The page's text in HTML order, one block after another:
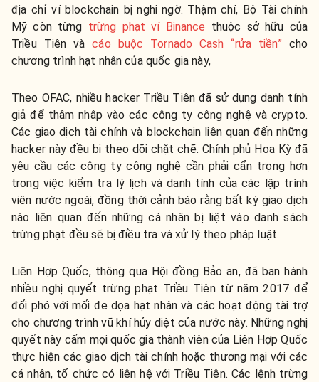
địa chỉ ví blockchain bị nghi ngờ. Thậm chí, Bộ Tài chính
Mỹ còn từng trừng phạt ví Binance thuộc sở hữu của
Triều Tiên vàcáo buộc Tornado Cash “rửa tiền”cho
chương trình hạt nhân của quốc gia này,
Theo OFAC, nhiều hacker Triều Tiên đã sử dụng danh tính
giả để thâm nhập vào các công ty công nghệ và crypto.
Các giao dịch tài chính và blockchain liên quan đến những
hacker này đều bị theo dõi chặt chẽ. Chính phủ Hoa Kỳ đã
yêu cầu các công ty công nghệ cần phải cẩn trọng hơn
trong việc kiểm tra lý lịch và danh tính của các lập trình
viên nước ngoài, đồng thời cảnh báo rằng bất kỳ giao dịch
nào liên quan đến những cá nhân bị liệt vào danh sách
trừng phạt đều sẽ bị điều tra và xử lý theo pháp luật.
Liên Hợp Quốc, thông qua Hội đồng Bảo an, đã ban hành
nhiều nghị quyết trừng phạt Triều Tiên từ năm 2017 để
đối phó với mối đe dọa hạt nhân và các hoạt động tài trợ
cho chương trình vũ khí hủy diệt của nước này. Những nghị
quyết này cấm mọi quốc gia thành viên của Liên Hợp Quốc
thực hiện các giao dịch tài chính hoặc thương mại với các
cá nhân, tổ chức có liên hệ với Triều Tiên. Các lệnh trừng